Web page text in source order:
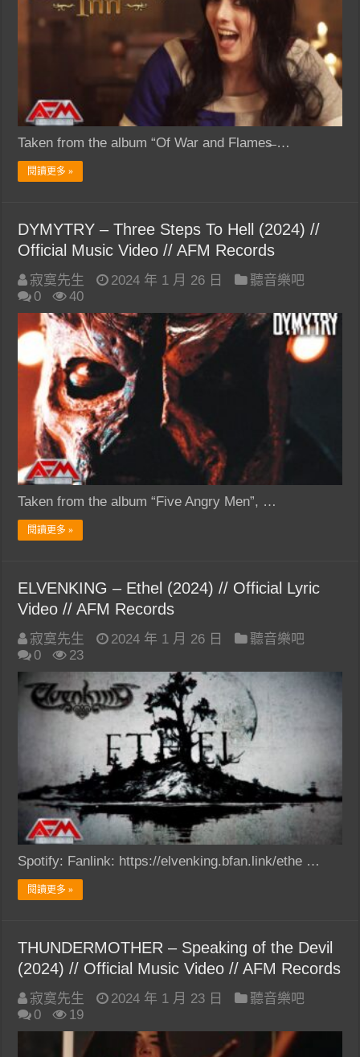
Taken from the album “Of War and Flames̶ …
閱讀更多 »
DYMYTRY – Three Steps To Hell (2024) //
Official Music Video // AFM Records
寂寞先生 2024 年 1 月 26 日
聽音樂吧
0
40
Taken from the album “Five Angry Men”, …
閱讀更多 »
ELVENKING – Ethel (2024) // Official Lyric
Video // AFM Records
寂寞先生 2024 年 1 月 26 日
聽音樂吧
0
23
Spotify: Fanlink: https://elvenking.bfan.link/ethe …
閱讀更多 »
THUNDERMOTHER – Speaking of the Devil
(2024) // Official Music Video // AFM Records
寂寞先生 2024 年 1 月 23 日
聽音樂吧
0
19